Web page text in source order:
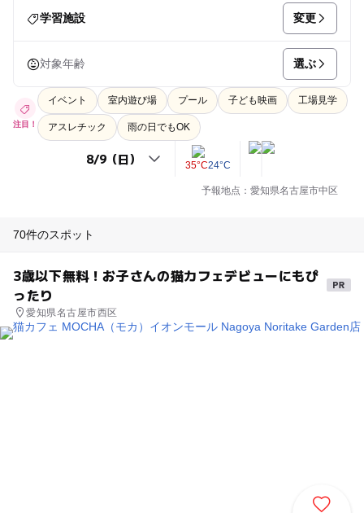
学習施設 変更
対象年齢 選ぶ
注目！
イベント 室内遊び場 プール 子ども映画 工場見学
アスレチック 雨の日でもOK
35°C24°C
予報地点：愛知県名古屋市中区
70件のスポット
3歳以下無料！お子さんの猫カフェデビューにもぴ
ったり
愛知県名古屋市西区